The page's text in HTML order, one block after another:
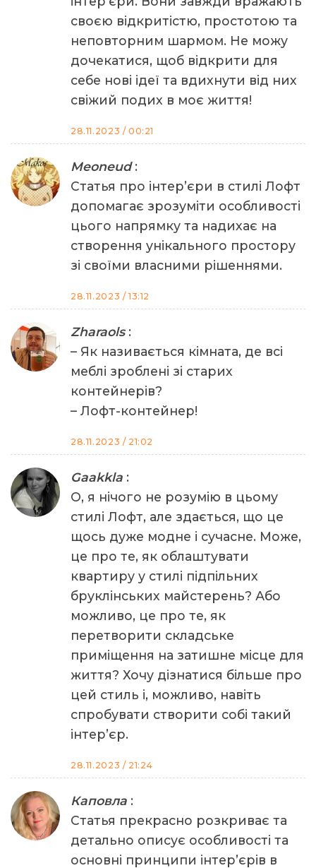
своєю відкритістю, простотою та
неповторним шармом. Не можу
дочекатися, щоб відкрити для
себе нові ідеї та вдихнути від них
свіжий подих в моє життя!
28.11.2023 / 00:21
Meoneud:
Статья про інтер’єри в стилі Лофт
допомагає зрозуміти особливості
цього напрямку та надихає на
створення унікального простору
зі своїми власними рішеннями.
28.11.2023 / 13:12
Zharaols:
– Як називається кімната, де всі
меблі зроблені зі старих
контейнерів?
– Лофт-контейнер!
28.11.2023 / 21:02
Gaakkla :
О, я нічого не розумію в цьому
стилі Лофт, але здається, що це
щось дуже модне і сучасне. Може,
це про те, як облаштувати
квартиру у стилі підпільних
бруклінських майстерень? Або
можливо, це про те, як
перетворити складське
приміщення на затишне місце для
життя? Хочу дізнатися більше про
цей стиль і, можливо, навіть
спробувати створити собі такий
інтер’єр.
28.11.2023 / 21:24
Каповла :
Статья прекрасно розкриває та
детально описує особливості та
основні принципи інтер’єрів в